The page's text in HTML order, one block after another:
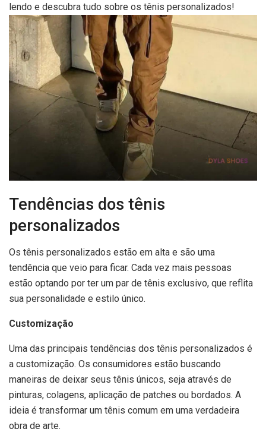
lendo e descubra tudo sobre os tênis personalizados!
Tendências dos tênis
personalizados
Os tênis personalizados estão em alta e são uma
tendência que veio para ficar. Cada vez mais pessoas
estão optando por ter um par de tênis exclusivo, que reflita
sua personalidade e estilo único.
Customização
Uma das principais tendências dos tênis personalizados é
a customização. Os consumidores estão buscando
maneiras de deixar seus tênis únicos, seja através de
pinturas, colagens, aplicação de patches ou bordados. A
ideia é transformar um tênis comum em uma verdadeira
obra de arte.